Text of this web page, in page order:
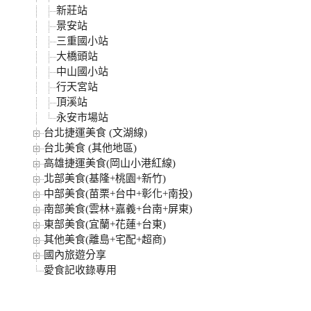
新莊站
景安站
三重國小站
大橋頭站
中山國小站
行天宮站
頂溪站
永安市場站
台北捷運美食 (文湖線)
台北美食 (其他地區)
高雄捷運美食(岡山小港紅線)
北部美食(基隆+桃園+新竹)
中部美食(苗栗+台中+彰化+南投)
南部美食(雲林+嘉義+台南+屏東)
東部美食(宜蘭+花蓮+台東)
其他美食(離島+宅配+超商)
國內旅遊分享
愛食記收錄專用